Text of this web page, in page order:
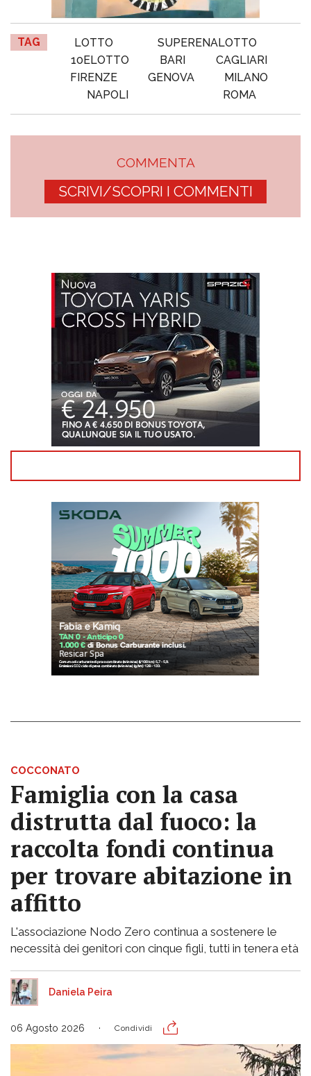
TAG LOTTO
SUPERENALOTTO
10ELOTTO
BARI
CAGLIARI
FIRENZE
GENOVA
MILANO
NAPOLI
ROMA
COMMENTA
SCRIVI/SCOPRI I COMMENTI
COCCONATO
Famiglia con la casa
distrutta dal fuoco: la
raccolta fondi continua
per trovare abitazione in
affitto
L'associazione Nodo Zero continua a sostenere le
necessità dei genitori con cinque figli, tutti in tenera età
Daniela Peira
06 Agosto 2026 Condividi